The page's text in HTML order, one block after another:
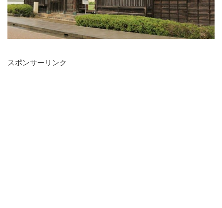
スポンサーリンク